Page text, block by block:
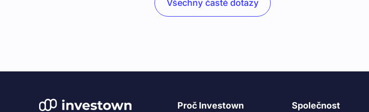
Všechny časté dotazy
Proč Investown Společnost